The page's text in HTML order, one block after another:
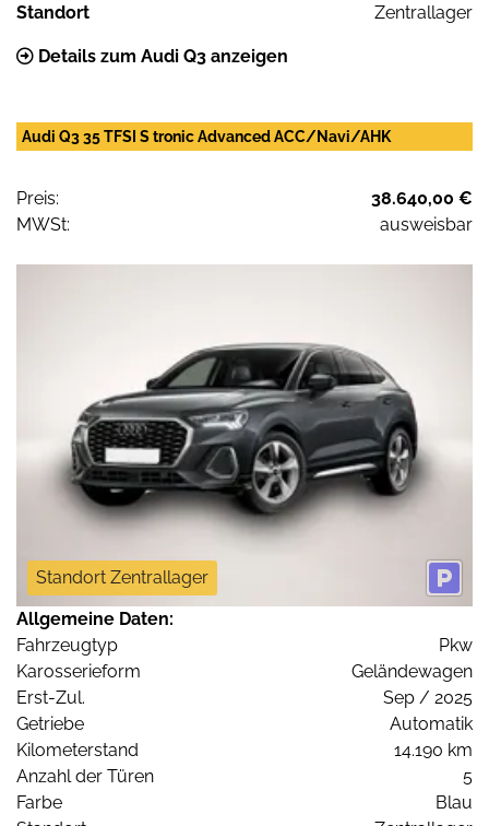
Standort Zentrallager
Details zum Audi Q3 anzeigen
Audi Q3 35 TFSI S tronic Advanced ACC/Navi/AHK
Preis:
38.640,00 €
MWSt:
ausweisbar
Standort Zentrallager
Allgemeine Daten:
Fahrzeugtyp
Pkw
Karosserieform
Geländewagen
Erst-Zul.
Sep / 2025
Getriebe
Automatik
Kilometerstand
14.190 km
Anzahl der Türen
5
Farbe
Blau